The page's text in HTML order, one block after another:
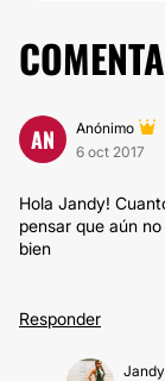
AN
Anónimo
6 oct 2017
Hola Jandy!
pensar que aún
bien
Responder